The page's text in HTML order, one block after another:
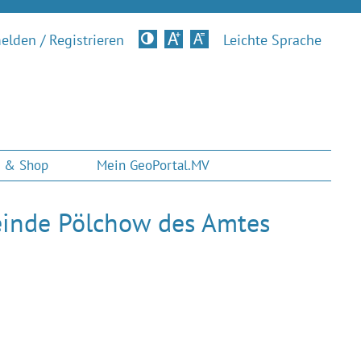
/ Registrieren KontrastversionLeichte Sprache
& Shop Mein GeoPortal.MV
Pölchow des Amtes